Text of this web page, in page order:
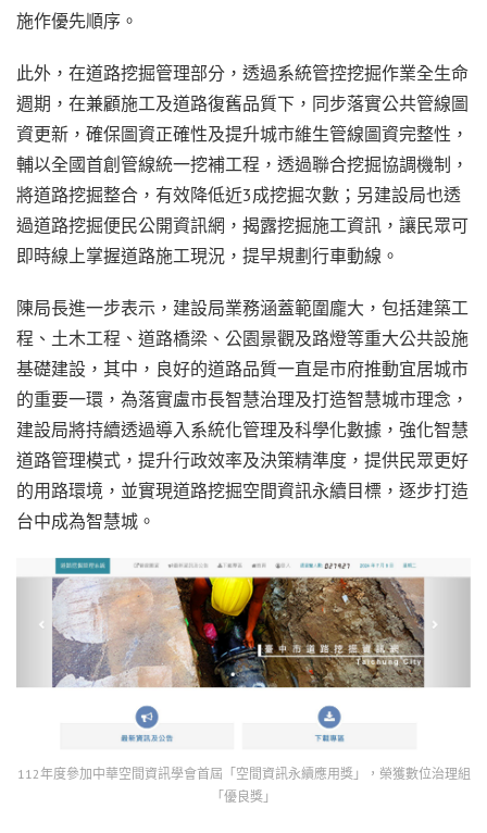
施作優先順序。
此外，在道路挖掘管理部分，透過系統管控挖掘作業全生命
週期，在兼顧施工及道路復舊品質下，同步落實公共管線圖
資更新，確保圖資正確性及提升城市維生管線圖資完整性，
輔以全國首創管線統一挖補工程，透過聯合挖掘協調機制，
將道路挖掘整合，有效降低近3成挖掘次數；另建設局也透
過道路挖掘便民公開資訊網，揭露挖掘施工資訊，讓民眾可
即時線上掌握道路施工現況，提早規劃行車動線。
陳局長進一步表示，建設局業務涵蓋範圍龐大，包括建築工
程、土木工程、道路橋梁、公園景觀及路燈等重大公共設施
基礎建設，其中，良好的道路品質一直是市府推動宜居城市
的重要一環，為落實盧市長智慧治理及打造智慧城市理念，
建設局將持續透過導入系統化管理及科學化數據，強化智慧
道路管理模式，提升行政效率及決策精準度，提供民眾更好
的用路環境，並實現道路挖掘空間資訊永續目標，逐步打造
台中成為智慧城。
112年度參加中華空間資訊學會首屆「空間資訊永續應用獎」，榮獲數位治理組
「優良獎」